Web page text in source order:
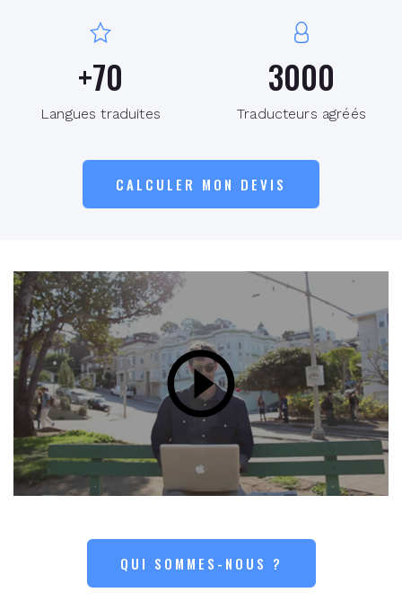
+70
Langues traduites
3000
Traducteurs agréés
CALCULER MON DEVIS
QUI SOMMES-NOUS ?